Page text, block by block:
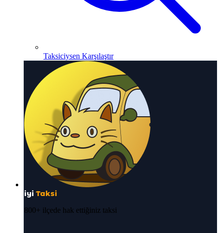
Taksiciysen Karşılaştır
iyi Taksi
800+ ilçede hak ettiğiniz taksi